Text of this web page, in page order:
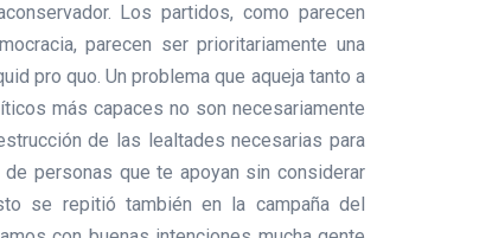
Los partidos, como parecen
parecen ser prioritariamente una
pro quo. Un problema que aqueja tanto a
más capaces no son necesariamente
de las lealtades necesarias para
personas que te apoyan sin considerar
se repitió también en la campaña del